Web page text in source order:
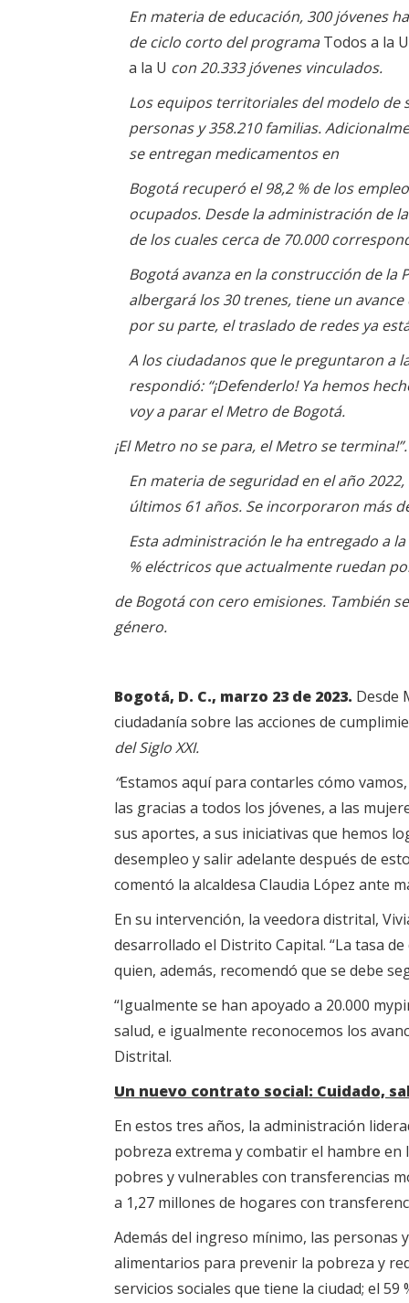
En materia de educación, 300 jóvenes
de ciclo corto del programaTodos a la U
a la U con 20.333 jóvenes vinculados.
Los equipos territoriales del modelo
personas y 358.210 familias.
se entregan medicamentos en
Bogotá recuperó el 98,2 % de los
ocupados. Desde la administración de
de los cuales cerca de 70.000
Bogotá avanza en la construcción de la
albergará los 30 trenes, tiene un
por su parte, el traslado de redes ya
A los ciudadanos que le preguntaron a
respondió: “¡Defenderlo! Ya hemos
voy a parar el Metro de Bogotá.
¡El Metro no se para, el Metro se termina!”.
En materia de seguridad en el año
últimos 61 años. Se incorporaron más
Esta administración le ha entregado a
% eléctricos que actualmente ruedan
de Bogotá con cero emisiones. También
género.
Bogotá, D. C., marzo 23 de 2023. Desde
ciudadanía sobre las acciones de
del Siglo XXI.
“Estamos aquí para contarles cómo
las gracias a todos los jóvenes, a las
sus aportes, a sus iniciativas que hemos
desempleo y salir adelante después de
comentó la alcaldesa Claudia López ante
En su intervención, la veedora distrital,
desarrollado el Distrito Capital. “La tasa
quien, además, recomendó que se debe
“Igualmente se han apoyado a 20.000
salud, e igualmente reconocemos los
Distrital.
Un nuevo contrato social: Cuidado,
En estos tres años, la administración
pobreza extrema y combatir el hambre en
pobres y vulnerables con transferencias
a 1,27 millones de hogares con
Además del ingreso mínimo, las personas
alimentarios para prevenir la pobreza y
servicios sociales que tiene la ciudad; el